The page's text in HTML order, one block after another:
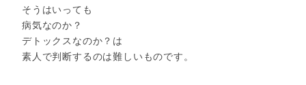
そうはいっても
病気なのか？
デトックスなのか？は
素人で判断するのは難しいものです。